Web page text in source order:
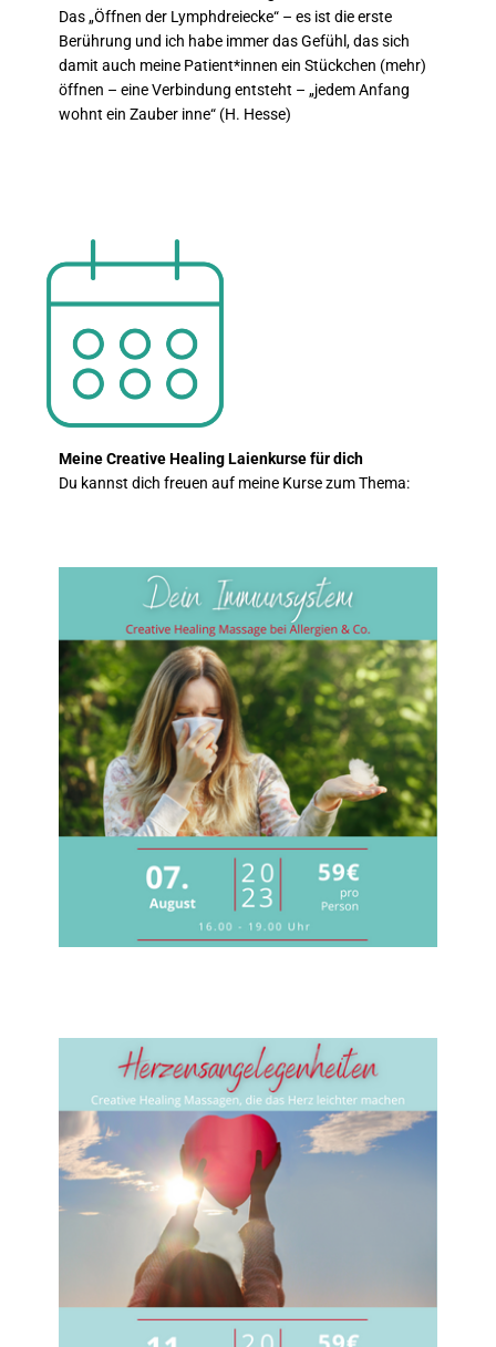
Das „Öffnen der Lymphdreiecke“ – es ist die erste
Berührung und ich habe immer das Gefühl, das sich
damit auch meine Patient*innen ein Stückchen (mehr)
öffnen – eine Verbindung entsteht – „jedem Anfang
wohnt ein Zauber inne“ (H. Hesse)
Meine Creative Healing Laienkurse für dich
Du kannst dich freuen auf meine Kurse zum Thema: